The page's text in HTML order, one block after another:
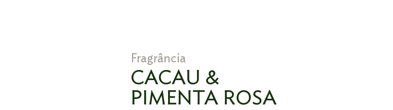
Fragrância
CACAU &
PIMENTA ROSA